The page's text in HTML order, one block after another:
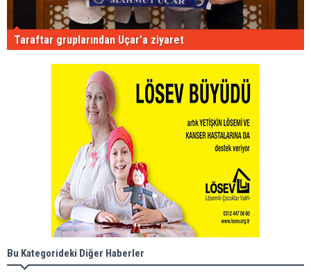
Taraftar gruplarından Uçar'a ziyaret
Bu Kategorideki Diğer Haberler